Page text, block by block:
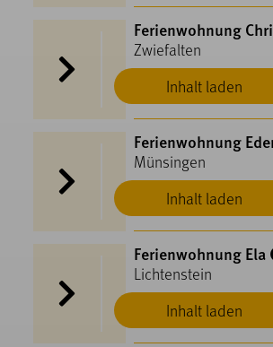
Inhalt laden
Ferienwohnung
Zwiefalten
Inhalt laden
Ferienwohnung
Münsingen
Inhalt laden
Ferienwohnung Ela
Lichtenstein